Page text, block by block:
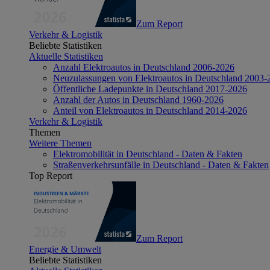
Zum Report
Verkehr & Logistik
Beliebte Statistiken
Aktuelle Statistiken
Anzahl Elektroautos in Deutschland 2006-2026
Neuzulassungen von Elektroautos in Deutschland 2003-
Öffentliche Ladepunkte in Deutschland 2017-2026
Anzahl der Autos in Deutschland 1960-2026
Anteil von Elektroautos in Deutschland 2014-2026
Verkehr & Logistik
Themen
Weitere Themen
Elektromobilität in Deutschland - Daten & Fakten
Straßenverkehrsunfälle in Deutschland - Daten & Fakten
Top Report
Zum Report
Energie & Umwelt
Beliebte Statistiken